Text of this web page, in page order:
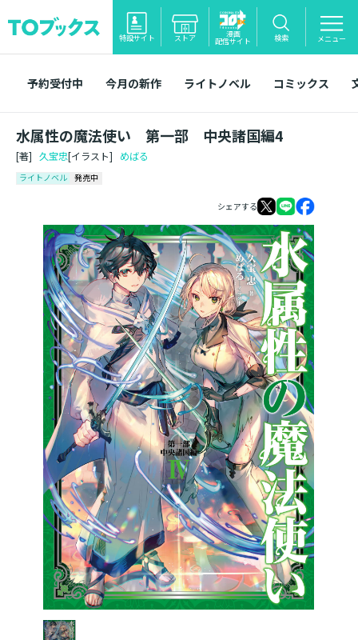
特設サイト ストア 漫画
配信サイト 検索 メニュー
予約受付中 今月の新作 ライトノベル コミックス
水属性の魔法使い 第一部 中央諸国編4
[著] 久宝忠[イラスト] めばる
ライトノベル 発売中
シェアする